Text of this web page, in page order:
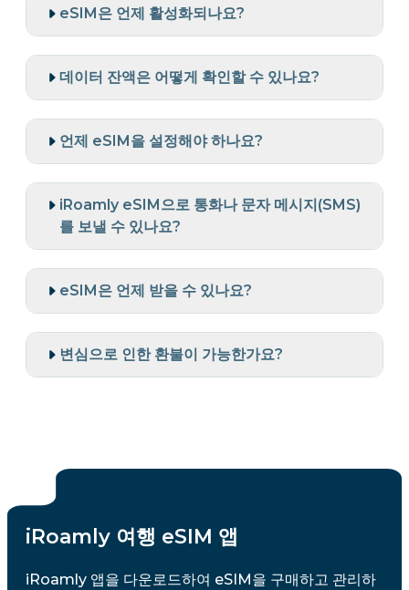
eSIM은 언제 활성화되나요?
데이터 잔액은 어떻게 확인할 수 있나요?
언제 eSIM을 설정해야 하나요?
iRoamly eSIM으로 통화나 문자 메시지(SMS)
를 보낼 수 있나요?
eSIM은 언제 받을 수 있나요?
변심으로 인한 환불이 가능한가요?
iRoamly 여행 eSIM 앱
iRoamly 앱을 다운로드하여 eSIM을 구매하고 관리하